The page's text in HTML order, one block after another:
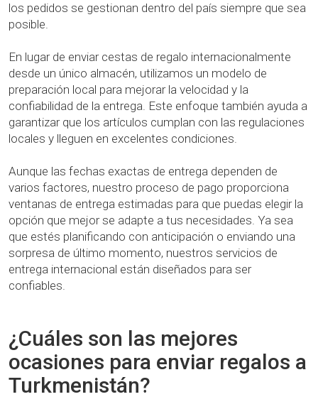
los pedidos se gestionan dentro del país siempre que sea
posible.
En lugar de enviar cestas de regalo internacionalmente
desde un único almacén, utilizamos un modelo de
preparación local para mejorar la velocidad y la
confiabilidad de la entrega. Este enfoque también ayuda a
garantizar que los artículos cumplan con las regulaciones
locales y lleguen en excelentes condiciones.
Aunque las fechas exactas de entrega dependen de
varios factores, nuestro proceso de pago proporciona
ventanas de entrega estimadas para que puedas elegir la
opción que mejor se adapte a tus necesidades. Ya sea
que estés planificando con anticipación o enviando una
sorpresa de último momento, nuestros servicios de
entrega internacional están diseñados para ser
confiables.
¿Cuáles son las mejores
ocasiones para enviar regalos a
Turkmenistán?